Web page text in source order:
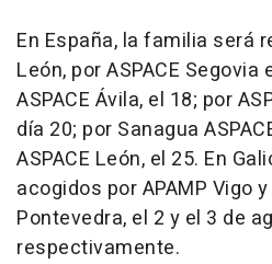
En España, la familia será
León, por ASPACE
ASPACE Ávila, el 18; por
día 20; por Sanagua
ASPACE León, el 25. En
acogidos por APAMP Vigo y
Pontevedra, el 2 y el 3 de
respectivamente.